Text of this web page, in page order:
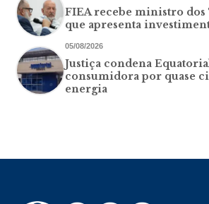
FIEA recebe ministro dos
que apresenta
05/08/2026
Justiça condena
consumidora por quase
energia